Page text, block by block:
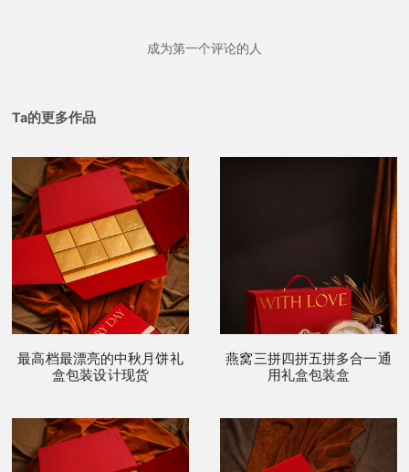
成为第一个评论的人
Ta的更多作品
最高档最漂亮的中秋月饼礼
盒包装设计现货
燕窝三拼四拼五拼多合一通
用礼盒包装盒